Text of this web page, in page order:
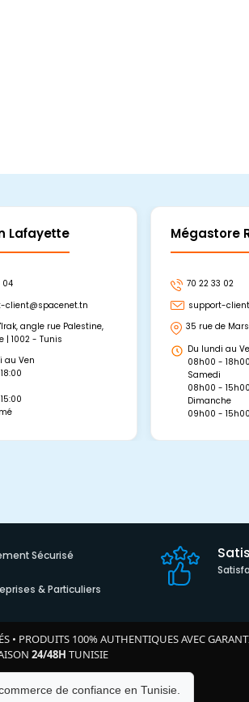
Lafayette
04
client@spacenet.tn
angle rue Palestine,
| 1002 - Tunis
au Ven
Mégastore
70 22 33 02
support-
35 rue de
Du lundi au
08h00 - 18h00
Samedi
08h00 - 15h00
Dimanche
09h00 - 15h00
Sécurisé
& Particuliers
• PRODUITS 100% AUTHENTIQUES AVEC
24/48H TUNISIE
de confiance en Tunisie.